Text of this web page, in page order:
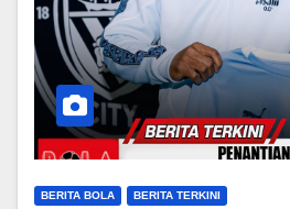
BERITA BOLA BERITA TERKINI